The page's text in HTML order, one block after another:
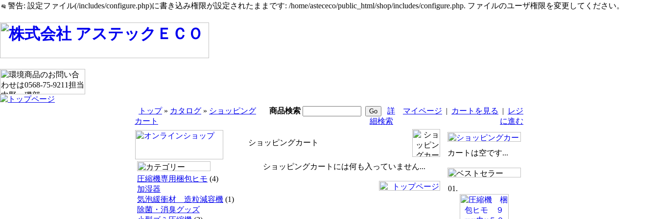
警告: 設定ファイル(/includes/configure.php)に書き込み権限が設定されたままです: /home/astececo/public_html/shop/includes/configure.php. ファイルのユーザ権限を変更してください。
トップ» カタログ » ショッピング
カート
商品検索
詳
細検索
マイページ | カートを見る |
レジ
に進む
圧縮機専用梱包ヒモ (4)
加湿器
気泡緩衝材 造粒減容機 (1)
除菌・消臭グッズ
ショッピングカート
ショッピングカートには何も入っていません...
カートは空です...
01.